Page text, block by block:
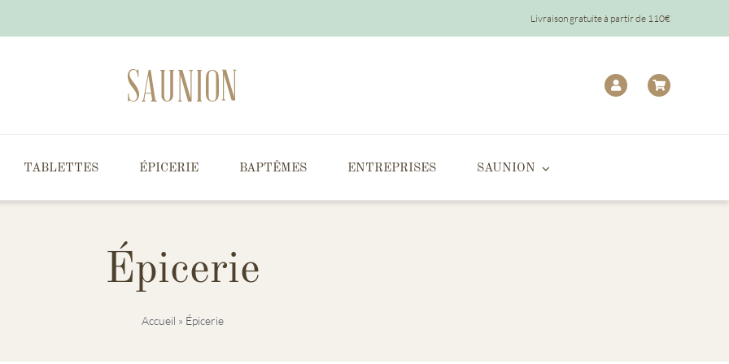
Livraison gratuite à partir de 110€
TABLETTES ÉPICERIE BAPTÊMES ENTREPRISES SAUNION
Épicerie
Accueil » Épicerie